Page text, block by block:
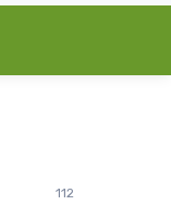
112